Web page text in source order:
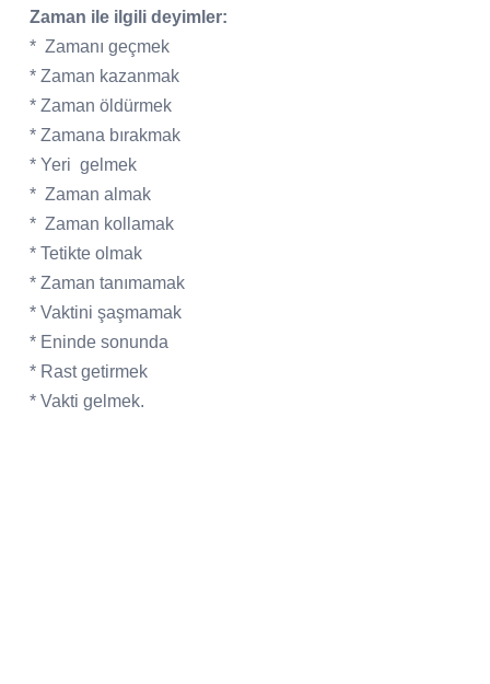
Zaman ile ilgili deyimler:
* Zamanı geçmek
* Zaman kazanmak
* Zaman öldürmek
* Zamana bırakmak
* Yeri gelmek
* Zaman almak
* Zaman kollamak
* Tetikte olmak
* Zaman tanımamak
* Vaktini şaşmamak
* Eninde sonunda
* Rast getirmek
* Vakti gelmek.